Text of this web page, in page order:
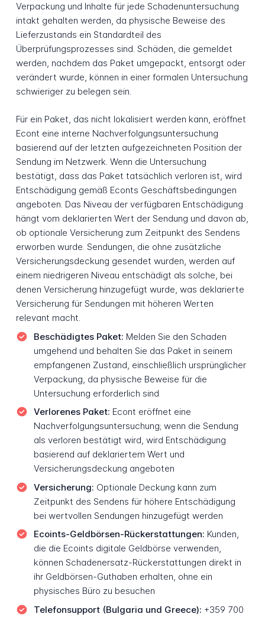
Verpackung und Inhalte für jede Schadenuntersuchung
intakt gehalten werden, da physische Beweise des
Lieferzustands ein Standardteil des
Überprüfungsprozesses sind. Schäden, die gemeldet
werden, nachdem das Paket umgepackt, entsorgt oder
verändert wurde, können in einer formalen Untersuchung
schwieriger zu belegen sein.
Für ein Paket, das nicht lokalisiert werden kann, eröffnet
Econt eine interne Nachverfolgungsuntersuchung
basierend auf der letzten aufgezeichneten Position der
Sendung im Netzwerk. Wenn die Untersuchung
bestätigt, dass das Paket tatsächlich verloren ist, wird
Entschädigung gemäß Econts Geschäftsbedingungen
angeboten. Das Niveau der verfügbaren Entschädigung
hängt vom deklarierten Wert der Sendung und davon ab,
ob optionale Versicherung zum Zeitpunkt des Sendens
erworben wurde. Sendungen, die ohne zusätzliche
Versicherungsdeckung gesendet wurden, werden auf
einem niedrigeren Niveau entschädigt als solche, bei
denen Versicherung hinzugefügt wurde, was deklarierte
Versicherung für Sendungen mit höheren Werten
relevant macht.
Beschädigtes Paket: Melden Sie den Schaden
umgehend und behalten Sie das Paket in seinem
empfangenen Zustand, einschließlich ursprünglicher
Verpackung, da physische Beweise für die
Untersuchung erforderlich sind
Verlorenes Paket: Econt eröffnet eine
Nachverfolgungsuntersuchung; wenn die Sendung
als verloren bestätigt wird, wird Entschädigung
basierend auf deklariertem Wert und
Versicherungsdeckung angeboten
Versicherung: Optionale Deckung kann zum
Zeitpunkt des Sendens für höhere Entschädigung
bei wertvollen Sendungen hinzugefügt werden
Ecoints-Geldbörsen-Rückerstattungen: Kunden,
die die Ecoints digitale Geldbörse verwenden,
können Schadenersatz-Rückerstattungen direkt in
ihr Geldbörsen-Guthaben erhalten, ohne ein
physisches Büro zu besuchen
Telefonsupport (Bulgaria und Greece): +359 700